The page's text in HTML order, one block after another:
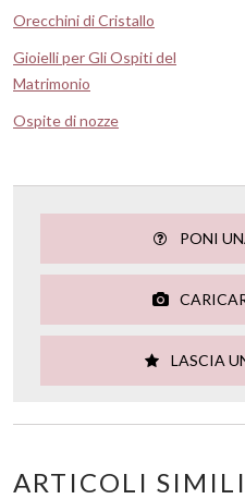
Orecchini di Cristallo
Gioielli per Gli Ospiti del
Matrimonio
Ospite di nozze
PONI
LASCIA
ARTICOLI SIMILI